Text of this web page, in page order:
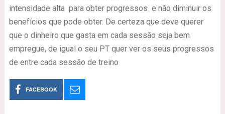
intensidade alta para obter progressos e não diminuir os
benefícios que pode obter. De certeza que deve querer
que o dinheiro que gasta em cada sessão seja bem
empregue, de igual o seu PT quer ver os seus progressos
de entre cada sessão de treino
FACEBOOK